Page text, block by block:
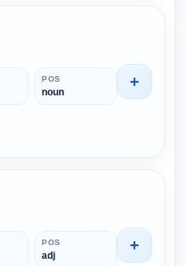
POS
noun
+
POS
adj
+